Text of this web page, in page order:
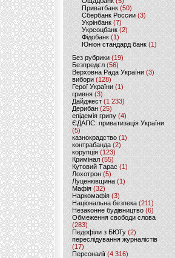
Приватбанк (50)
Сбербанк России (3)
Укрінбанк(7)
Укрсоцбанк (2)
Фідобанк (1)
Юніон стандард банк(1)
Без рубрики (19)
Безпредєл(56)
Верховна Рада України (3)
вибори(128)
Герої України(1)
гривня (3)
Дайджест (1 233)
Дерибан (25)
епідемія грипу (4)
ЄДАПС: приватизація України
(5)
казнокрадство (1)
контрабанда (2)
корупція (123)
Кримінал (55)
Кутовий Тарас (1)
Лохотрон(5)
Луценківщина (1)
Мафія (32)
Наркомафія (3)
Національна безпека (211)
Незаконне будівництво(6)
Обмеження свободи слова
(283)
Педофіли з БЮТу (2)
переслідування журналістів
(17)
Персоналії (4 316)